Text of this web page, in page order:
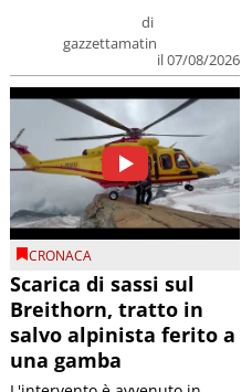
di
gazzettamatin
il 07/08/2026
CRONACA
Scarica di sassi sul
Breithorn, tratto in
salvo alpinista ferito a
una gamba